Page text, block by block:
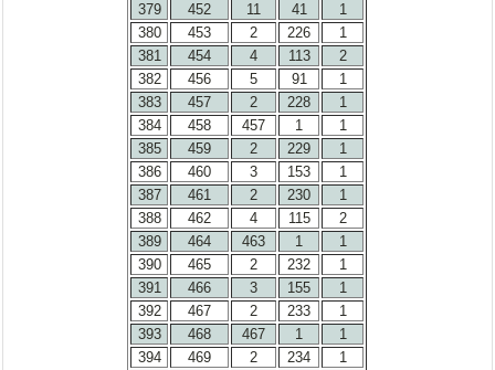
379 452 11 41
1
380
453 2 226
1
381
454 4 113
2
382
456 5 91
1
383
457 2 228
1
384
458 457 1
1
385
459 2 229
1
386
460 3 153
1
387
461 2 230
1
388
462 4 115
2
389
464 463 1
1
390
465 2 232
1
391
466 3 155
1
392
467 2 233
1
393
468 467 1
1
394
469 2 234
1